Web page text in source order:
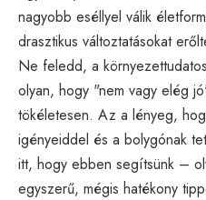
nagyobb eséllyel válik
drasztikus változtatásokat
Ne feledd, a
olyan, hogy "nem vagy elég
tökéletesen. Az a lényeg,
igényeiddel és a bolygónak
itt, hogy ebben segítsünk –
egyszerű, mégis hatékony